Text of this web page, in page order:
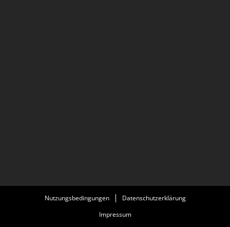
Nutzungsbedingungen
Datenschutzerklärung
Impressum